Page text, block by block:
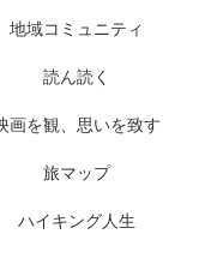
地域コミュニティ
読ん読く
画を観、思いを致す
旅マップ
ハイキング人生